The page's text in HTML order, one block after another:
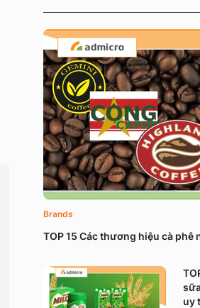
TOP 15 Các thương hiệu cà phê
Brands
uy